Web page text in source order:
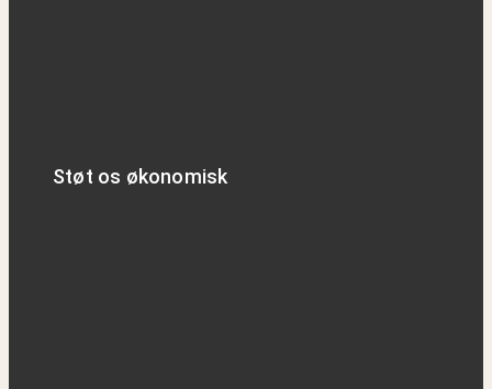
Støt os økonomisk